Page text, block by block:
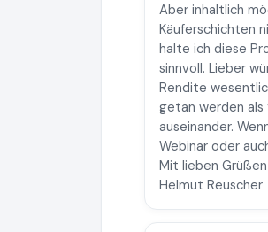
Aber inhaltlich
Käuferschichten
halte ich diese
sinnvoll. Lieber
Rendite
getan werden als
auseinander.
Webinar oder
Mit lieben
Helmut Reuscher